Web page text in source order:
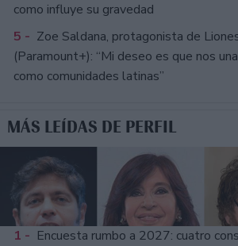
como influye su gravedad
5 - Zoe Saldana, protagonista de
(Paramount+): “Mi deseo es que nos
como comunidades latinas”
MÁS LEÍDAS DE PERFIL
1 - Encuesta rumbo a 2027: cuatro